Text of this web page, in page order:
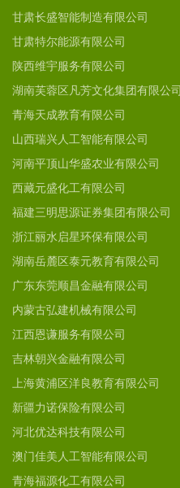
甘肃长盛智能制造有限公司
甘肃特尔能源有限公司
陕西维宇服务有限公司
湖南芙蓉区凡芳文化集团有限公司
青海天成教育有限公司
山西瑞兴人工智能有限公司
河南平顶山华盛农业有限公司
西藏元盛化工有限公司
福建三明思源证券集团有限公司
浙江丽水启星环保有限公司
湖南岳麓区泰元教育有限公司
广东东莞顺昌金融有限公司
内蒙古弘建机械有限公司
江西恩谦服务有限公司
吉林朝兴金融有限公司
上海黄浦区洋良教育有限公司
新疆力诺保险有限公司
河北优达科技有限公司
澳门佳美人工智能有限公司
青海福源化工有限公司